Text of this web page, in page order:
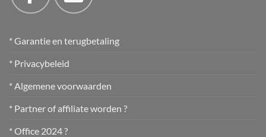
* Garantie en terugbetaling
* Privacybeleid
* Algemene voorwaarden
* Partner of affiliate worden ?
* Office 2024 ?